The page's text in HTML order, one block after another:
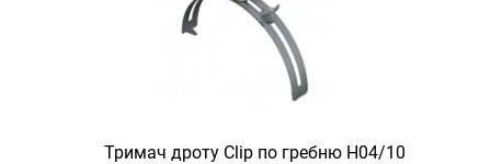
Тримач дроту Clip по гребню H04/10